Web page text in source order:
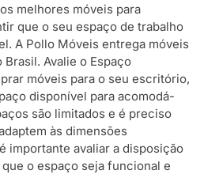
melhores móveis para
que o seu espaço de trabalho
A Pollo Móveis entrega móveis
Avalie o Espaço
móveis para o seu escritório,
disponível para acomodá-
são limitados e é preciso
às dimensões
importante avaliar a disposição
o espaço seja funcional e